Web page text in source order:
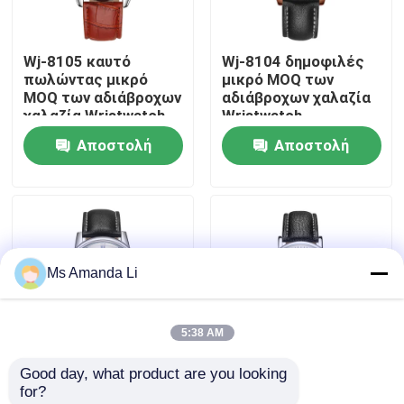
Γύρος εργοστασίων
Ποιοτικός έλεγχος
Μας ελάτε σε επαφή με
Ειδήσεις
Περιπτώσεις
Ζητήστε ένα απόσπασμα
IVC συμπληρώματα
Wj-8105 καυτό
πωλώντας μικρό
MOQ των αδιάβροχων
χαλαζία Wristwatch
ελεύθερου χρόνου
μόδας ατόμων
γοητείας ρολόι cOem
Αποστολή
Wj-8104 δημοφιλές
μικρό MOQ των
αδιάβροχων χαλαζία
Wristwatch
ελεύθερου χρόνου
ατόμων μόδας
επιχειρησιακών
Αποστολή
Wj-8103 τα μικρά
άτομα cOem
Wj-8101 μικρός cOem
Ms Amanda Li
5:38 AM
Good day, what product are you looking
for?